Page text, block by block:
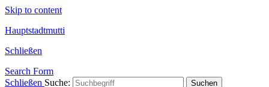
Skip to content
Hauptstadtmutti
Schließen
Search Form
Schließen Suche: Suchen